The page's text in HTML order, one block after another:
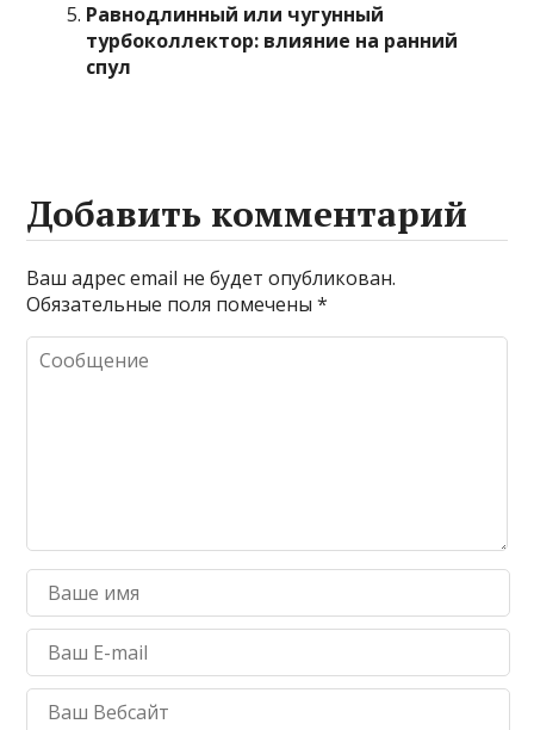
Равнодлинный или чугунный
турбоколлектор: влияние на ранний
спул
Добавить комментарий
Ваш адрес email не будет опубликован.
Обязательные поля помечены*